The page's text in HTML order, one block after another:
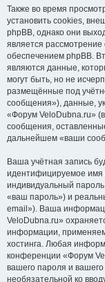
Также во время
установить cookies,
phpBB, однако они
является
обеспечением phpBB.
являются данные,
могут быть, но не
размещённые под
сообщения»), данные,
«Форум VeloDubna.ru»
сообщения,
дальнейшем «ваши
Ваша учётная запись
идентифицируемое имя
индивидуальный
«ваш пароль») и
email»). Ваша
VeloDubna.ru»
информации,
хостинга. Любая
конференции «Форум
вашего пароля и
необязательной ко